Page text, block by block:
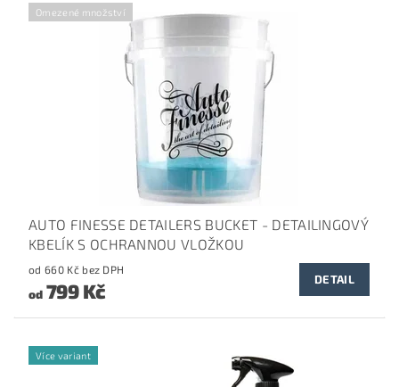
Omezené množství
AUTO FINESSE DETAILERS BUCKET - DETAILINGOVÝ
KBELÍK S OCHRANNOU VLOŽKOU
od 660 Kč bez DPH
od799 Kč DETAIL
Více variant